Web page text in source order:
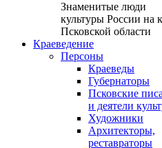
Знаменитые люди
культуры России на
Псковской области
Краеведение
Персоны
Краеведы
Губернаторы
Псковские
и деятели
Художники
Архитекторы,
реставраторы